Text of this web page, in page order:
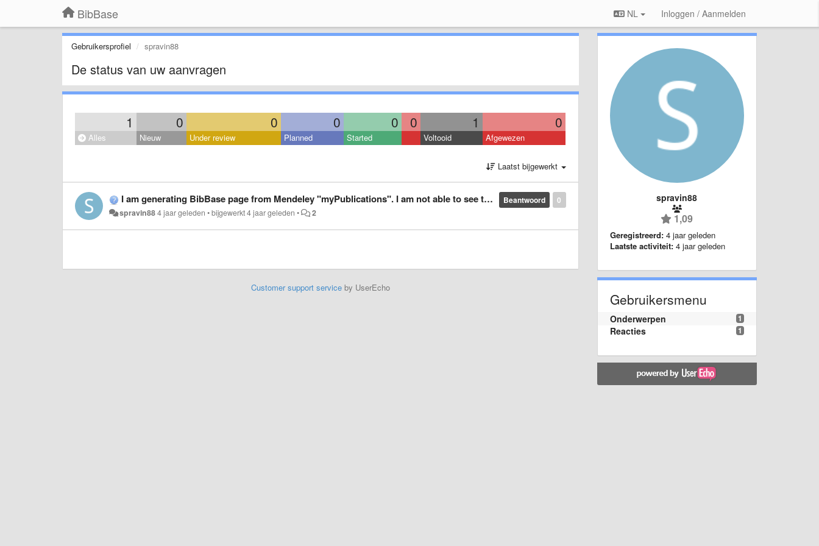
BibBase NL Inloggen / Aanmelden
Gebruikersprofiel spravin88
De status van uw aanvragen
1 0 0 0 0 0 1 0
Alles Nieuw Under review Planned Started Voltooid Afgewezen
Laatst bijgewerkt
0
Beantwoord
I am generating BibBase page from Mendeley "myPublications". I am not able to see the DOI field
spravin884 jaar geleden •bijgewerkt4 jaar geleden • 2
Customer support serviceby UserEcho
spravin88
1,09
Geregistreerd: 4 jaar geleden
Laatste activiteit: 4 jaar geleden
Gebruikersmenu
1
Onderwerpen
1
Reacties